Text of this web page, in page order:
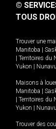
©
TOUS
Trouver une
Manitoba
Territoires du
Yukon
Maisons à
Manitoba
Territoires du
Yukon
Trouver des